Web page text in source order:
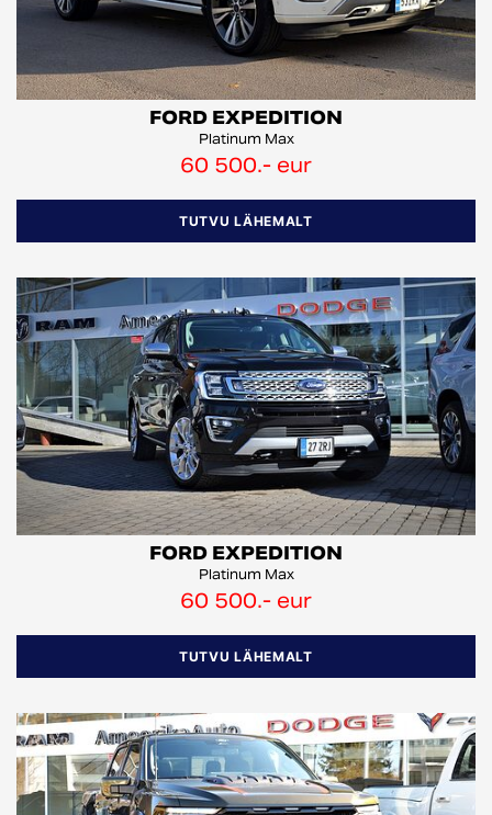
FORD EXPEDITION
Platinum Max
60 500.- eur
TUTVU LÄHEMALT
FORD EXPEDITION
Platinum Max
60 500.- eur
TUTVU LÄHEMALT